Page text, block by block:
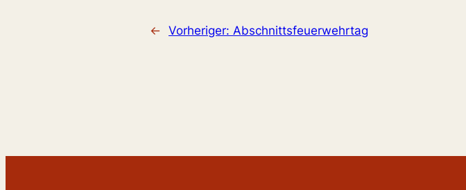
← Vorheriger: Abschnittsfeuerwehrtag